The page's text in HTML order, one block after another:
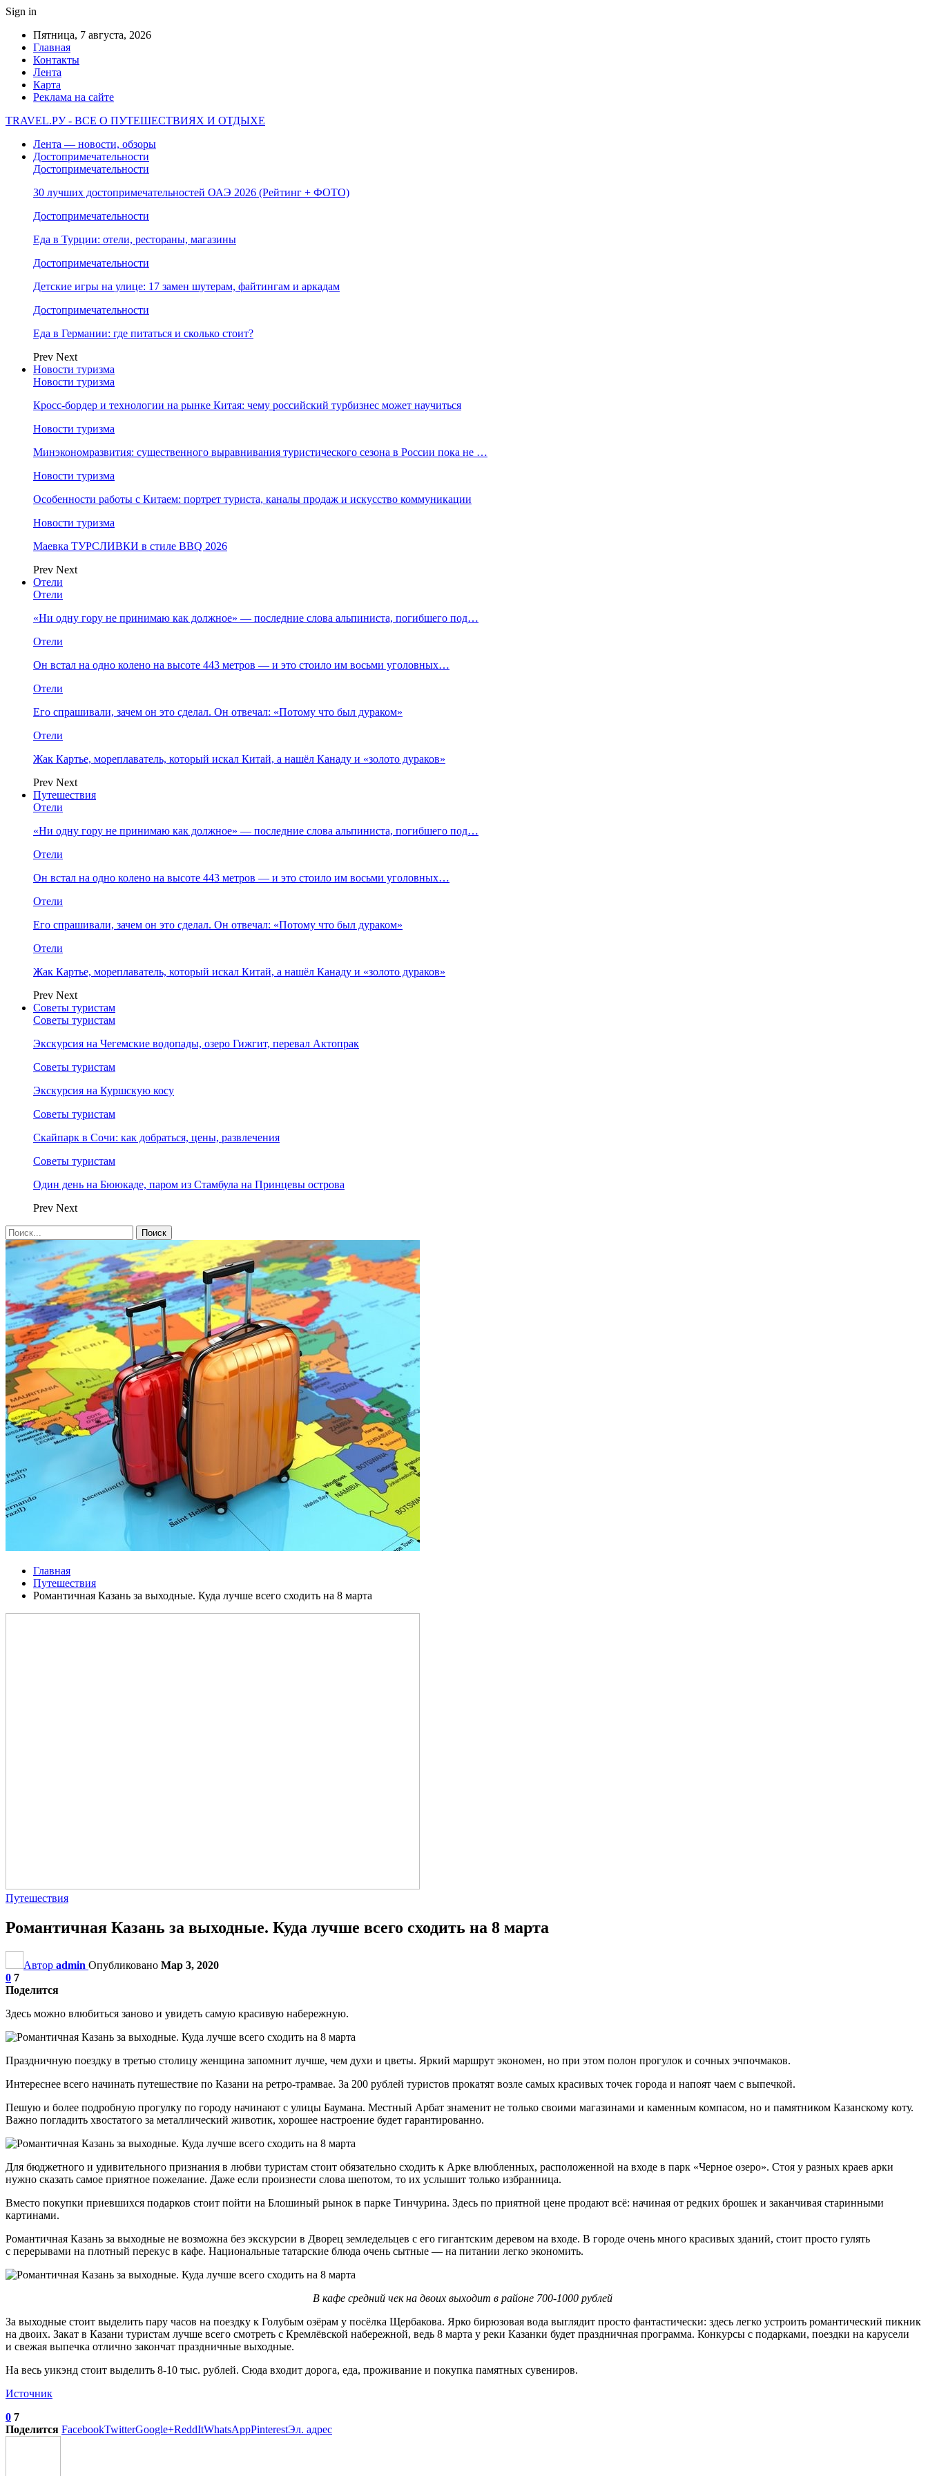
Sign in
Пятница, 7 августа, 2026
Главная
Контакты
Лента
Карта
Реклама на сайте
TRAVEL.РУ - ВСЕ О ПУТЕШЕСТВИЯХ И ОТДЫХЕ
Лента — новости, обзоры
Достопримечательности
Достопримечательности
30 лучших достопримечательностей ОАЭ 2026 (Рейтинг + ФОТО)
Достопримечательности
Еда в Турции: отели, рестораны, магазины
Достопримечательности
Детские игры на улице: 17 замен шутерам, файтингам и аркадам
Достопримечательности
Еда в Германии: где питаться и сколько стоит?
Prev Next
Новости туризма
Новости туризма
Кросс-бордер и технологии на рынке Китая: чему российский турбизнес может научиться
Новости туризма
Минэкономразвития: существенного выравнивания туристического сезона в России пока не …
Новости туризма
Особенности работы с Китаем: портрет туриста, каналы продаж и искусство коммуникации
Новости туризма
Маевка ТУРСЛИВКИ в стиле BBQ 2026
Prev Next
Отели
Отели
«Ни одну гору не принимаю как должное» — последние слова альпиниста, погибшего под…
Отели
Он встал на одно колено на высоте 443 метров — и это стоило им восьми уголовных…
Отели
Его спрашивали, зачем он это сделал. Он отвечал: «Потому что был дураком»
Отели
Жак Картье, мореплаватель, который искал Китай, а нашёл Канаду и «золото дураков»
Prev Next
Путешествия
Отели
«Ни одну гору не принимаю как должное» — последние слова альпиниста, погибшего под…
Отели
Он встал на одно колено на высоте 443 метров — и это стоило им восьми уголовных…
Отели
Его спрашивали, зачем он это сделал. Он отвечал: «Потому что был дураком»
Отели
Жак Картье, мореплаватель, который искал Китай, а нашёл Канаду и «золото дураков»
Prev Next
Советы туристам
Советы туристам
Экскурсия на Чегемские водопады, озеро Гижгит, перевал Актопрак
Советы туристам
Экскурсия на Куршскую косу
Советы туристам
Скайпарк в Сочи: как добраться, цены, развлечения
Советы туристам
Один день на Бююкаде, паром из Стамбула на Принцевы острова
Prev Next
Главная
Путешествия
Романтичная Казань за выходные. Куда лучше всего сходить на 8 марта
Путешествия
Романтичная Казань за выходные. Куда лучше всего сходить на 8 марта
Автор admin Опубликовано Мар 3, 2020
0 7
Поделится
Здесь можно влюбиться заново и увидеть самую красивую набережную.
Праздничную поездку в третью столицу женщина запомнит лучше, чем духи и цветы. Яркий маршрут экономен, но при этом полон прогулок и сочных эчпочмаков.
Интереснее всего начинать путешествие по Казани на ретро-трамвае. За 200 рублей туристов прокатят возле самых красивых точек города и напоят чаем с выпечкой.
Пешую и более подробную прогулку по городу начинают с улицы Баумана. Местный Арбат знаменит не только своими магазинами и каменным компасом, но и памятником Казанскому коту.
Важно погладить хвостатого за металлический животик, хорошее настроение будет гарантированно.
Для бюджетного и удивительного признания в любви туристам стоит обязательно сходить к Арке влюбленных, расположенной на входе в парк «Черное озеро». Стоя у разных краев арки
нужно сказать самое приятное пожелание. Даже если произнести слова шепотом, то их услышит только избранница.
Вместо покупки приевшихся подарков стоит пойти на Блошиный рынок в парке Тинчурина. Здесь по приятной цене продают всё: начиная от редких брошек и заканчивая старинными
картинами.
Романтичная Казань за выходные не возможна без экскурсии в Дворец земледельцев с его гигантским деревом на входе. В городе очень много красивых зданий, стоит просто гулять
с перерывами на плотный перекус в кафе. Национальные татарские блюда очень сытные — на питании легко экономить.
В кафе средний чек на двоих выходит в районе 700-1000 рублей
За выходные стоит выделить пару часов на поездку к Голубым озёрам у посёлка Щербакова. Ярко бирюзовая вода выглядит просто фантастически: здесь легко устроить романтический пикник
на двоих. Закат в Казани туристам лучше всего смотреть с Кремлёвской набережной, ведь 8 марта у реки Казанки будет праздничная программа. Конкурсы с подарками, поездки на карусели
и свежая выпечка отлично закончат праздничные выходные.
На весь уикэнд стоит выделить 8-10 тыс. рублей. Сюда входит дорога, еда, проживание и покупка памятных сувениров.
Источник
0 7
Поделится FacebookTwitterGoogle+ReddItWhatsAppPinterestЭл. адрес